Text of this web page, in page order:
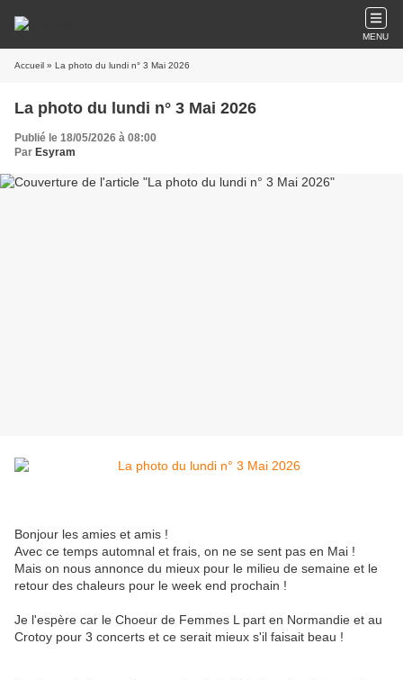
MENU
Accueil » La photo du lundi n° 3 Mai 2026
La photo du lundi n° 3 Mai 2026
Publié le 18/05/2026 à 08:00
Par Esyram
Bonjour les amies et amis !
Avec ce temps automnal et frais, on ne se sent pas en Mai !
Mais on nous annonce du mieux pour le milieu de semaine et le
retour des chaleurs pour le week end prochain !
Je l'espère car le Choeur de Femmes L part en Normandie et au
Crotoy pour 3 concerts et ce serait mieux s'il faisait beau !